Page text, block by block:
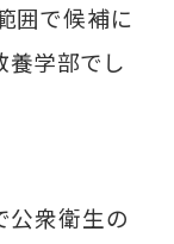
囲で候補に
学部でし
公衆衛生の